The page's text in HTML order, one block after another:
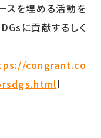
スを埋める活動を
に貢献するしく
congrant.co
］